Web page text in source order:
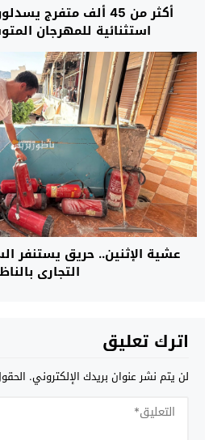
أكثر من 45 ألف متفرج
استثنائية للمهرجان
عشية الإثنين.. حريق يستنفر
التجاري
اترك تعليق
لن يتم نشر عنوان بريدك الإلكتروني.